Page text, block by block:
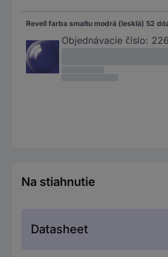
Revell farba smaltu modrá (lesklá) 52
Objednávacie číslo:
Na stiahnutie
Datasheet